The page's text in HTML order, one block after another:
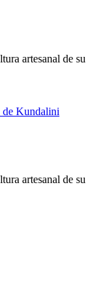
artesanal de su
artesanal de su